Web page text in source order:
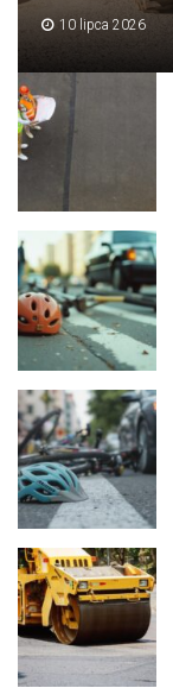
10 lipca 2026